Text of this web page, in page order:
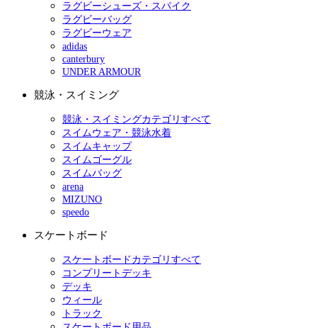
ラグビーシューズ・スパイク
ラグビーバッグ
ラグビーウェア
adidas
canterbury
UNDER ARMOUR
競泳・スイミング
競泳・スイミングカテゴリすべて
スイムウェア・競泳水着
スイムキャップ
スイムゴーグル
スイムバッグ
arena
MIZUNO
speedo
スケートボード
スケートボードカテゴリすべて
コンプリートデッキ
デッキ
ウィール
トラック